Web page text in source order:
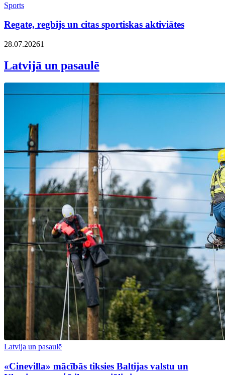
Sports
Regate, regbijs un citas sportiskas aktiviātes
28.07.20261
Latvijā un pasaulē
Latvija un pasaulē
«Cinevilla» mācībās tiksies Baltijas valstu un